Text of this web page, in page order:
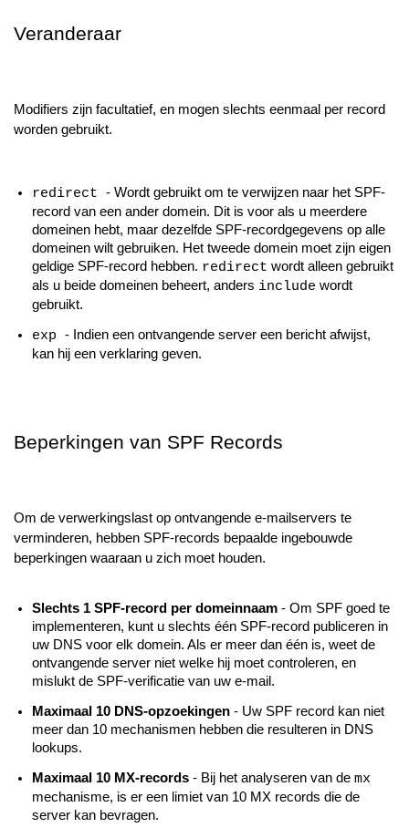
Veranderaar
Modifiers zijn facultatief, en mogen slechts eenmaal per record
worden gebruikt.
redirect - Wordt gebruikt om te verwijzen naar het SPF-
record van een ander domein. Dit is voor als u meerdere
domeinen hebt, maar dezelfde SPF-recordgegevens op alle
domeinen wilt gebruiken. Het tweede domein moet zijn eigen
geldige SPF-record hebben. redirect wordt alleen gebruikt
als u beide domeinen beheert, anders include wordt
gebruikt.
exp - Indien een ontvangende server een bericht afwijst,
kan hij een verklaring geven.
Beperkingen van SPF Records
Om de verwerkingslast op ontvangende e-mailservers te
verminderen, hebben SPF-records bepaalde ingebouwde
beperkingen waaraan u zich moet houden.
Slechts 1 SPF-record per domeinnaam - Om SPF goed te
implementeren, kunt u slechts één SPF-record publiceren in
uw DNS voor elk domein. Als er meer dan één is, weet de
ontvangende server niet welke hij moet controleren, en
mislukt de SPF-verificatie van uw e-mail.
Maximaal 10 DNS-opzoekingen - Uw SPF record kan niet
meer dan 10 mechanismen hebben die resulteren in DNS
lookups.
Maximaal 10 MX-records - Bij het analyseren van de mx
mechanisme, is er een limiet van 10 MX records die de
server kan bevragen.